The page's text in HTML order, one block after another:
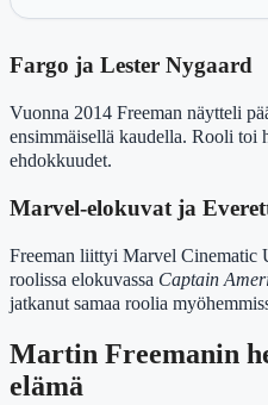
Fargo ja Lester Nygaard
Vuonna 2014 Freeman näytteli
ensimmäisellä kaudella. Rooli
ehdokkuudet.
Marvel-elokuvat ja
Freeman liittyi Marvel Cinematic
roolissa elokuvassa Captain
jatkanut samaa roolia
Martin Freemanin
elämä